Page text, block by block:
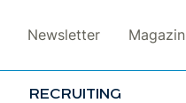
Newsletter Magazin
RECRUITING